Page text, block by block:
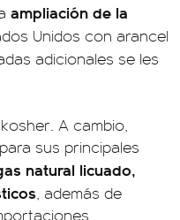
ampliación de la
Unidos con arancel
adicionales se les
A cambio,
sus principales
natural licuado,
, además de